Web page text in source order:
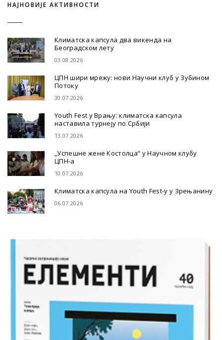
НАЈНОВИЈЕ АКТИВНОСТИ
Климатска капсула два викенда на
Београдском лету
03.08.2026
ЦПН шири мрежу: нови Научни клуб у Зубином
Потоку
30.07.2026
Youth Fest у Врању: климатска капсула
наставила турнеју по Србији
13.07.2026
„Успешне жене Костолца“ у Научном клубу
ЦПН-а
10.07.2026
Климатска капсула на Youth Fest-у у Зрењанину
06.07.2026